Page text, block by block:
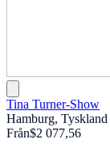
Tina Turner-Show
Hamburg, Tyskland
Från$2 077,56